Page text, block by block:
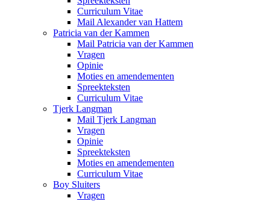
Curriculum Vitae
Mail Alexander van Hattem
Patricia van der Kammen
Mail Patricia van der Kammen
Vragen
Opinie
Moties en amendementen
Spreekteksten
Curriculum Vitae
Tjerk Langman
Mail Tjerk Langman
Vragen
Opinie
Spreekteksten
Moties en amendementen
Curriculum Vitae
Boy Sluiters
Vragen